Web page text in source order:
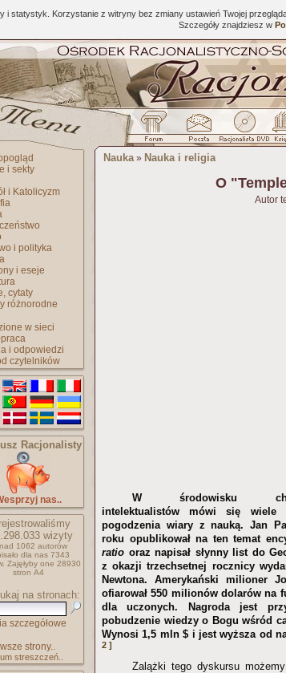
i statystyk. Korzystanie z witryny bez zmiany ustawień Twojej
Szczegóły znajdziesz w
i sekty
i Katolicyzm
i polityka
i eseje
cytaty
różnorodne
w sieci
i odpowiedzi
czytelników
Racjonalisty
nas..
wizyty
1062 autorów
dla nas 7343
Zajęłyby one 28930
stron A4
na stronach:
szczegółowe
strony..
streszczeń..
Nauka» Nauka i religia
O
Autor
W środowisku
intelektualistów mówi się wiele
pogodzenia wiary z nauką. Jan
roku opublikował na ten temat
ratio oraz napisał słynny list do
z okazji trzechsetnej rocznicy
Newtona. Amerykański milioner
ofiarował 550 milionów dolarów na
dla uczonych. Nagroda jest
pobudzenie wiedzy o Bogu wśród
Wynosi 1,5 mln $ i jest wyższa od
2 ]
Zalążki tego dyskursu